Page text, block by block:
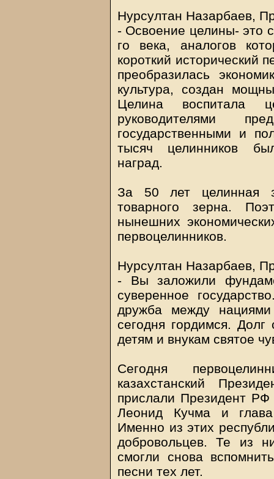
Нурсултан Назарбаев,
- Освоение целины- это
го века, аналогов
короткий исторический
преобразилась
культура, создан
Целина воспитала
руководителями
государственными и
тысяч целинников
наград.
За 50 лет целинная
товарного зерна.
нынешних
первоцелинников.
Нурсултан Назарбаев,
- Вы заложили
суверенное
дружба между
сегодня гордимся. Долг
детям и внукам святое
Сегодня
казахстанский
прислали Президент
Леонид Кучма и
Именно из этих
добровольцев. Те из
смогли снова
песни тех лет.